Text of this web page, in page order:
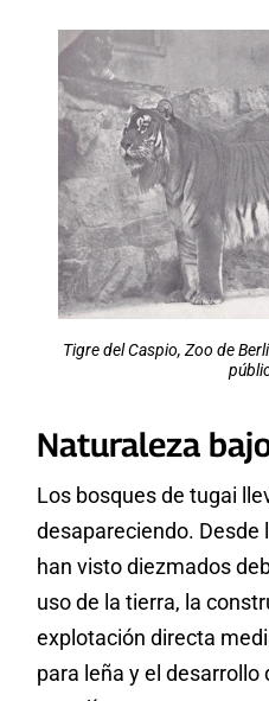
Tigre del Caspio, Zoo de
Naturaleza
Los bosques de tugai
desapareciendo. Desde
han visto diezmados
uso de la tierra, la
explotación directa
para leña y el desarrollo